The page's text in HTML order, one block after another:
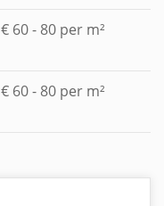
€ 60 - 80 per m²
€ 60 - 80 per m²